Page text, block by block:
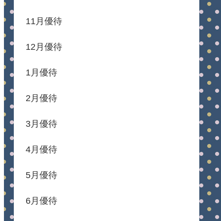
11月優待
12月優待
1月優待
2月優待
3月優待
4月優待
5月優待
6月優待